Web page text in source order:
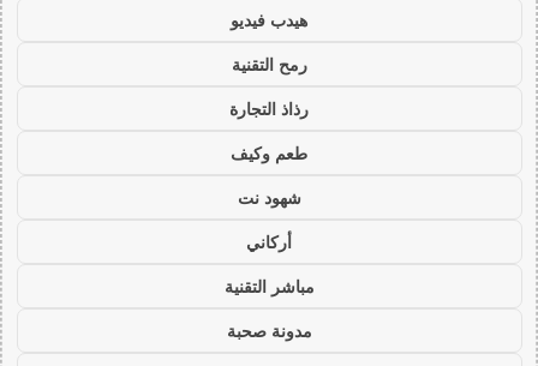
هيدب فيديو
رمح التقنية
رذاذ التجارة
طعم وكيف
شهود نت
أركاني
مباشر التقنية
مدونة صحبة